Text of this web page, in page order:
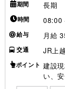
期間 長期
時間 08:00
給与 月給
交通 JR上
ポイント 建設
い、